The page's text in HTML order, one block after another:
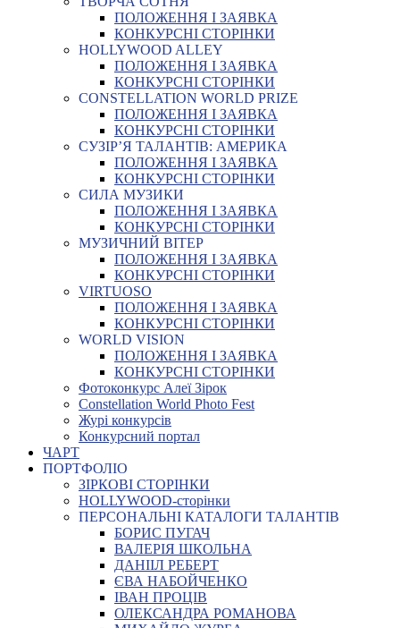
ПОЛОЖЕННЯ І ЗАЯВКА
КОНКУРСНІ СТОРІНКИ
HOLLYWOOD ALLEY
ПОЛОЖЕННЯ І ЗАЯВКА
КОНКУРСНІ СТОРІНКИ
CONSTELLATION WORLD PRIZE
ПОЛОЖЕННЯ І ЗАЯВКА
КОНКУРСНІ СТОРІНКИ
СУЗІР’Я ТАЛАНТІВ: АМЕРИКА
ПОЛОЖЕННЯ І ЗАЯВКА
КОНКУРСНІ СТОРІНКИ
СИЛА МУЗИКИ
ПОЛОЖЕННЯ І ЗАЯВКА
КОНКУРСНІ СТОРІНКИ
МУЗИЧНИЙ ВІТЕР
ПОЛОЖЕННЯ І ЗАЯВКА
КОНКУРСНІ СТОРІНКИ
VIRTUOSO
ПОЛОЖЕННЯ І ЗАЯВКА
КОНКУРСНІ СТОРІНКИ
WORLD VISION
ПОЛОЖЕННЯ І ЗАЯВКА
КОНКУРСНІ СТОРІНКИ
Фотоконкурс Алеї Зірок
Constellation World Photo Fest
Журі конкурсів
Конкурсний портал
ЧАРТ
ПОРТФОЛІО
ЗІРКОВІ СТОРІНКИ
HOLLYWOOD-сторінки
ПЕРСОНАЛЬНІ КАТАЛОГИ ТАЛАНТІВ
БОРИС ПУГАЧ
ВАЛЕРІЯ ШКОЛЬНА
ДАНІІЛ РЕБЕРТ
ЄВА НАБОЙЧЕНКО
ІВАН ПРОЦІВ
ОЛЕКСАНДРА РОМАНОВА